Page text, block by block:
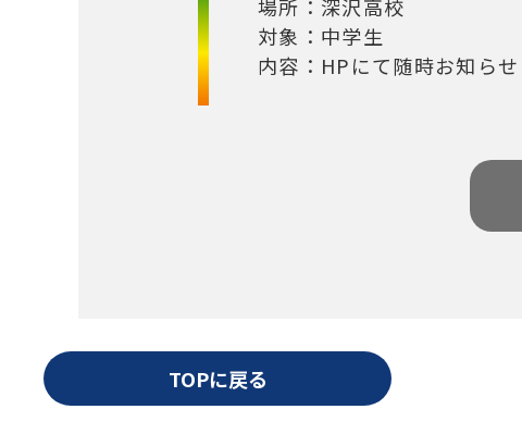
場所：深沢高校
対象：中学生
内容：HPにて随時お知ら
TOPに戻る